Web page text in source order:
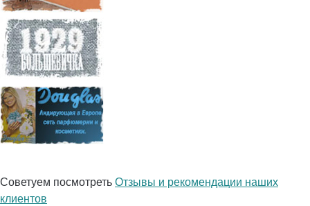
Советуем посмотреть Отзывы и рекомендации наших
клиентов